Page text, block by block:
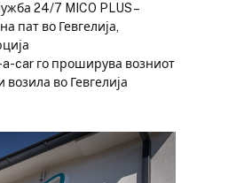
24/7 MICO PLUS –
пат во Гевгелија,
a-car го проширува возниот
возила во Гевгелија